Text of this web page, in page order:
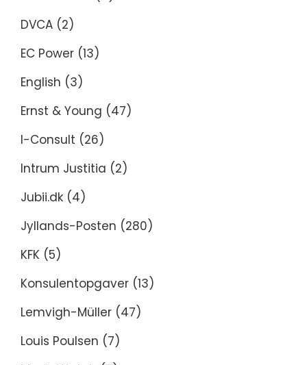
DVCA (2)
EC Power (13)
English (3)
Ernst & Young (47)
I-Consult (26)
Intrum Justitia (2)
Jubii.dk (4)
Jyllands-Posten (280)
KFK (5)
Konsulentopgaver (13)
Lemvigh-Müller (47)
Louis Poulsen (7)